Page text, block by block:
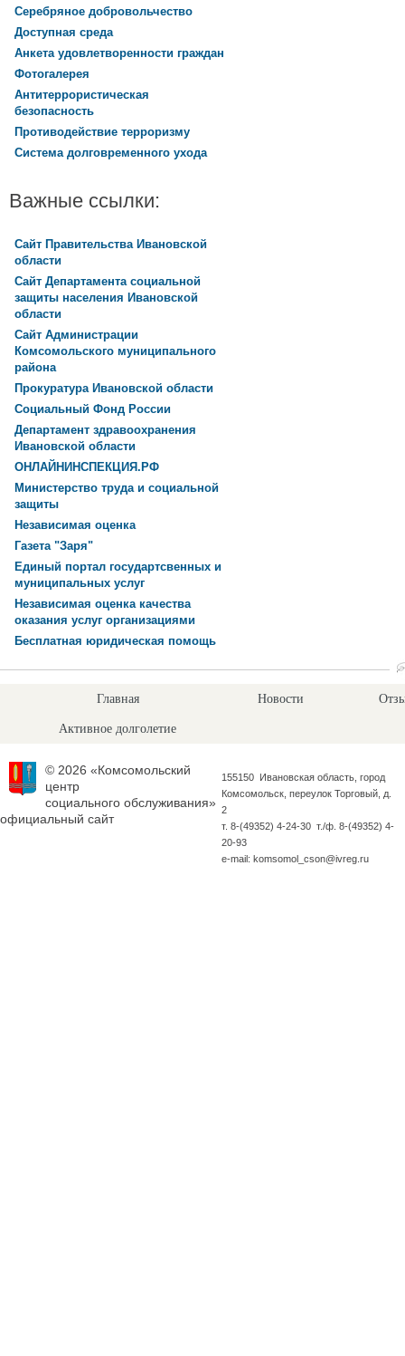
Серебряное добровольчество
Доступная среда
Анкета удовлетворенности граждан
Фотогалерея
Антитеррористическая
безопасность
Противодействие терроризму
Система долговременного ухода
Важные ссылки:
Сайт Правительства Ивановской
области
Сайт Департамента социальной
защиты населения Ивановской
области
Сайт Администрации
Комсомольского муниципального
района
Прокуратура Ивановской области
Социальный Фонд России
Департамент здравоохранения
Ивановской области
ОНЛАЙНИНСПЕКЦИЯ.РФ
Министерство труда и социальной
защиты
Независимая оценка
Газета "Заря"
Единый портал государтсвенных и
муниципальных услуг
Независимая оценка качества
оказания услуг организациями
Бесплатная юридическая помощь
Главная Новости
Активное долголетие
© 2026 «Комсомольский
центр
социального обслуживания»
официальный сайт
155150 Ивановская область, город
Комсомольск, переулок Торговый, д.
2
т. 8-(49352) 4-24-30 т./ф. 8-(49352) 4-
20-93
e-mail: komsomol_cson@ivreg.ru